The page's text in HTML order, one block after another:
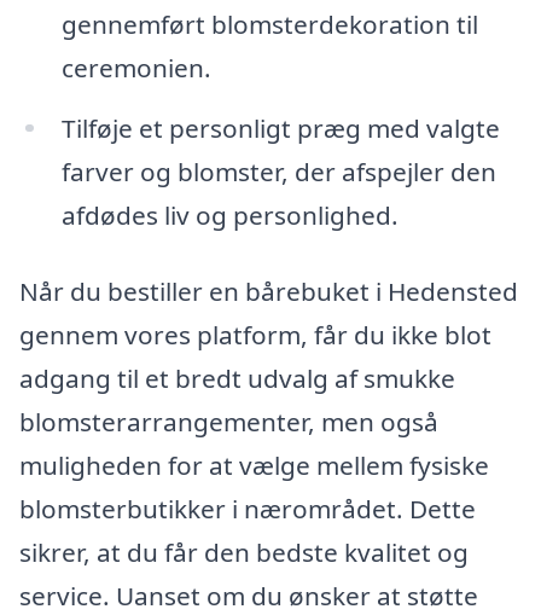
gennemført blomsterdekoration til
ceremonien.
Tilføje et personligt præg med valgte
farver og blomster, der afspejler den
afdødes liv og personlighed.
Når du bestiller en bårebuket i Hedensted
gennem vores platform, får du ikke blot
adgang til et bredt udvalg af smukke
blomsterarrangementer, men også
muligheden for at vælge mellem fysiske
blomsterbutikker i nærområdet. Dette
sikrer, at du får den bedste kvalitet og
service. Uanset om du ønsker at støtte